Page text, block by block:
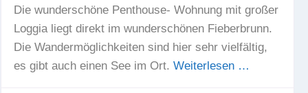
Die wunderschöne Penthouse- Wohnung mit großer
Loggia liegt direkt im wunderschönen Fieberbrunn.
Die Wandermöglichkeiten sind hier sehr vielfältig,
es gibt auch einen See im Ort. Weiterlesen …